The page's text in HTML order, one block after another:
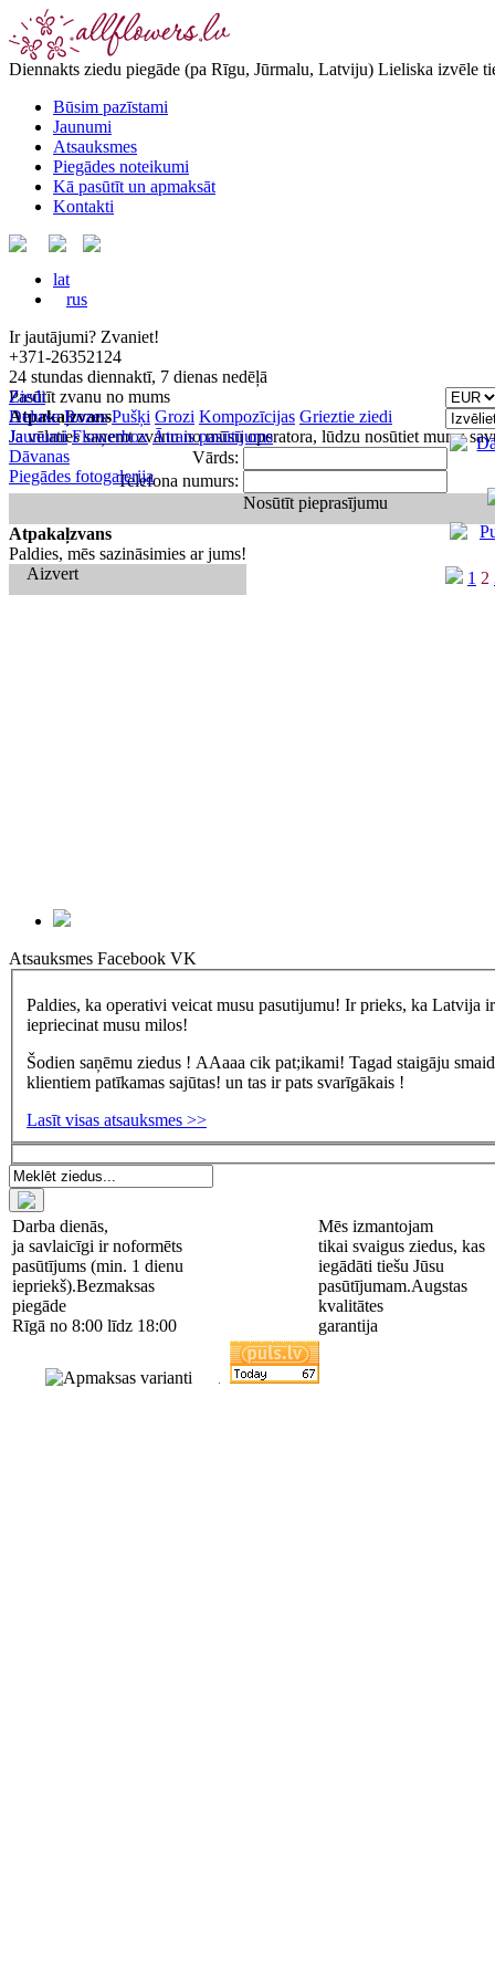
Diennakts ziedu piegāde (pa Rīgu, Jūrmalu, Latviju) Lieliska izvēle
Būsim pazīstami
Jaunumi
Atsauksmes
Piegādes noteikumi
Kā pasūtīt un apmaksāt
Kontakti
lat
rus
Ir jautājumi? Zvaniet!
+371-26352124
24 stundas diennaktī, 7 dienas nedēļā
Pasūtīt zvanu no mums
Atpakaļzvans
Ja vēlaties saņemt zvanu no mūsu operatora, lūdzu nosūtiet mums
Vārds:
Telefona numurs:
Nosūtīt pieprasījumu
Atpakaļzvans
Paldies, mēs sazināsimies ar jums!
Aizvert
Ziedi
Deluxe Rozes Pušķi Grozi Kompozīcijas Grieztie ziedi
Jaunumi Flowerbox Ātrais pasūtījums
Dāvanas
Piegādes fotogalerija
1 2
Atsauksmes Facebook VK
Paldies, ka operativi veicat musu pasutijumu! Ir prieks, ka Latvija
iepriecinat musu milos!
Šodien saņēmu ziedus ! AAaaa cik pat;ikami! Tagad staigāju
klientiem patīkamas sajūtas! un tas ir pats svarīgākais !
Lasīt visas atsauksmes >>
Darba dienās,
ja savlaicīgi ir noformēts
pasūtījums (min. 1 dienu
iepriekš).Bezmaksas
piegāde
Rīgā no 8:00 līdz 18:00
Mēs izmantojam
tikai svaigus ziedus, kas
iegādāti tiešu Jūsu
pasūtījumam.Augstas
kvalitātes
garantija